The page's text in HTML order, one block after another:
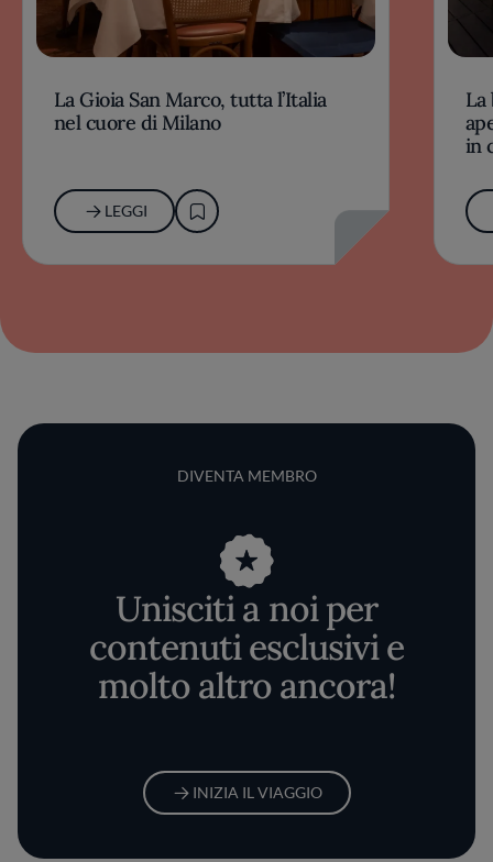
La Gioia San Marco, tutta l’Italia
nel cuore di Milano
LEGGI
La
in
DIVENTA MEMBRO
Unisciti a noi per
contenuti esclusivi e
molto altro ancora!
INIZIA IL VIAGGIO